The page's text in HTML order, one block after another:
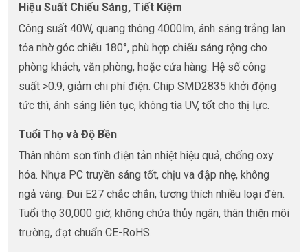
Hiệu Suất Chiếu Sáng, Tiết Kiệm
Công suất 40W, quang thông 4000lm, ánh sáng trắng lan
tỏa nhờ góc chiếu 180°, phù hợp chiếu sáng rộng cho
phòng khách, văn phòng, hoặc cửa hàng. Hệ số công
suất >0.9, giảm chi phí điện. Chip SMD2835 khởi động
tức thì, ánh sáng liên tục, không tia UV, tốt cho thị lực.
Tuổi Thọ và Độ Bền
Thân nhôm sơn tĩnh điện tản nhiệt hiệu quả, chống oxy
hóa. Nhựa PC truyền sáng tốt, chịu va đập nhẹ, không
ngả vàng. Đui E27 chắc chắn, tương thích nhiều loại đèn.
Tuổi thọ 30,000 giờ, không chứa thủy ngân, thân thiện môi
trường, đạt chuẩn CE-RoHS.